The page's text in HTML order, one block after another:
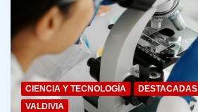
CIENCIA Y TECNOLOGÍA DESTACADAS
VALDIVIA